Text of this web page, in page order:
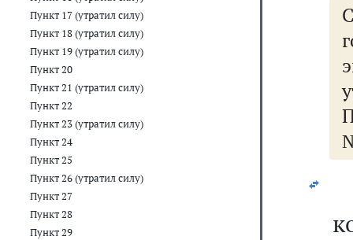
Пункт 17 (утратил силу)
Пункт 18 (утратил силу)
Пункт 19 (утратил силу)
Пункт 20
Пункт 21 (утратил силу)
Пункт 22
Пункт 23 (утратил силу)
Пункт 24
Пункт 25
Пункт 26 (утратил силу)
Пункт 27
Пункт 28
Пункт 29